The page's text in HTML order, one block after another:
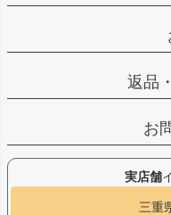
返品
お
実店舗
三重